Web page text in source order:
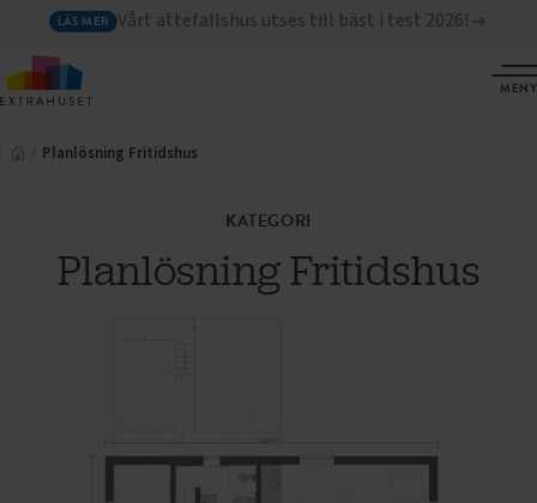
LÄS MER Vårt attefallshus utses till bäst i test 2026!
MENY
Planlösning Fritidshus
KATEGORI
Planlösning Fritidshus